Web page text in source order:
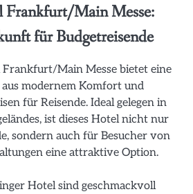
Main Messe:
für Budgetreisende
Main Messe bietet eine
modernem Komfort und
für Reisende. Ideal gelegen in
ist dieses Hotel nicht nur
sondern auch für Besucher von
eine attraktive Option.
Hotel sind geschmackvoll